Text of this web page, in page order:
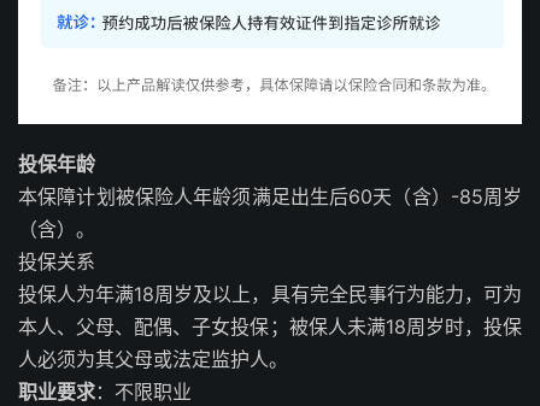
投保年龄
本保障计划被保险人年龄须满足出生后60天（含）-85周岁
（含）。
投保关系
投保人为年满18周岁及以上，具有完全民事行为能力，可为
本人、父母、配偶、子女投保；被保人未满18周岁时，投保
人必须为其父母或法定监护人。
职业要求：不限职业